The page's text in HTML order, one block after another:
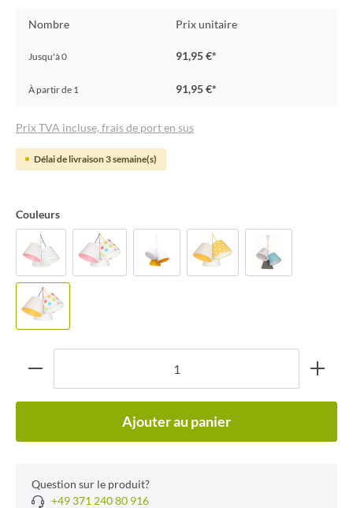
Nombre Prix unitaire
Jusqu'à0 91,95 €*
À partir de 1 91,95 €*
Prix TVA incluse, frais de port en sus
Délai de livraison 3 semaine(s)
Couleurs
Ajouter au panier
Question sur le produit?
+49 371 240 80 916